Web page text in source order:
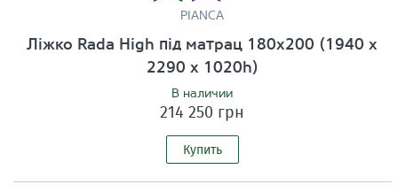
PIANCA
Ліжко Rada High під матрац 180х200 (1940 x
2290 x 1020h)
В наличии
214 250 грн
Купить